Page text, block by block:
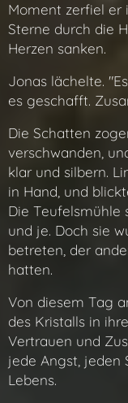
Moment zerfiel er
Sterne durch die
Herzen sanken.
Jonas lächelte.
es geschafft.
Die Schatten
verschwanden,
klar und silbern.
in Hand, und
Die Teufelsmühle
und je. Doch sie
betreten, der
hatten.
Von diesem Tag
des Kristalls in
Vertrauen und
jede Angst, jeden
Lebens.